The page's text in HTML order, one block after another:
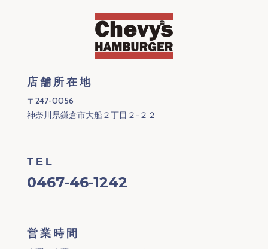
店舗所在地
〒247-0056
神奈川県鎌倉市大船２丁目２−２２
TEL
0467-46-1242
営業時間